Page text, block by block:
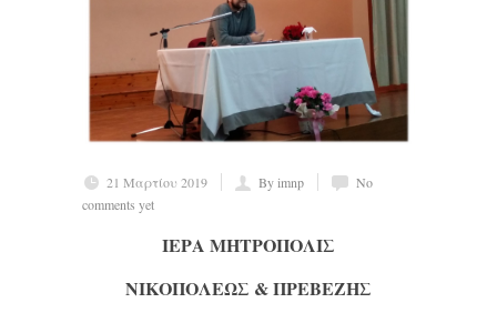
21 Μαρτίου 2019 By imnp
No
comments yet
ΙΕΡΑ ΜΗΤΡΟΠΟΛΙΣ
ΝΙΚΟΠΟΛΕΩΣ & ΠΡΕΒΕΖΗΣ